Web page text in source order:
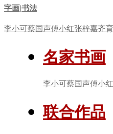
字画|书法
李小可蔡国声傅小红张梓嘉齐
名家书画
李小可蔡国声傅小红
联合作品